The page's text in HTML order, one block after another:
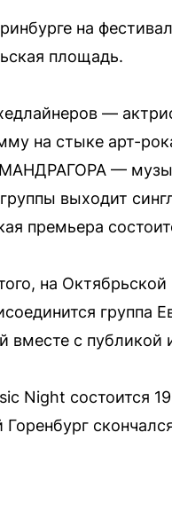
на
площадь.
—
на стыке арт-
МАНДРАГОРА —
выходит
премьера
на
группа
вместе с публикой
Night состоится
Горенбург